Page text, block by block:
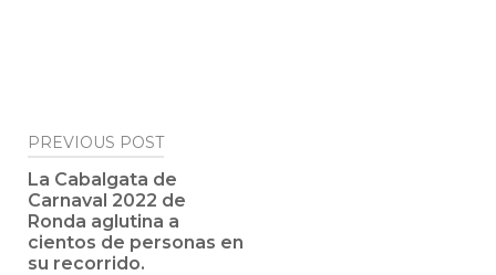
Post
navigation
PREVIOUS POST
La Cabalgata de
Carnaval 2022 de
Ronda aglutina a
cientos de personas en
su recorrido.